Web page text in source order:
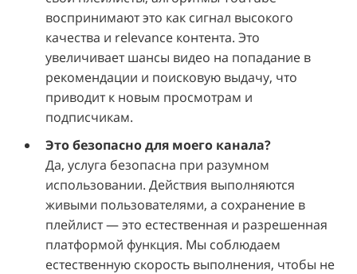
воспринимают это как сигнал высокого
качества и relevance контента. Это
увеличивает шансы видео на попадание в
рекомендации и поисковую выдачу, что
приводит к новым просмотрам и
подписчикам.
Это безопасно для моего канала?
Да, услуга безопасна при разумном
использовании. Действия выполняются
живыми пользователями, а сохранение в
плейлист — это естественная и разрешенная
платформой функция. Мы соблюдаем
естественную скорость выполнения, чтобы не